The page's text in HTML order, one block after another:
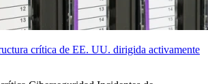
crítica de EE. UU. dirigida activamente